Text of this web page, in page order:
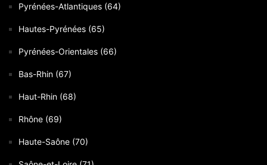
Pyrénées-Atlantiques (64)
Hautes-Pyrénées (65)
Pyrénées-Orientales (66)
Bas-Rhin (67)
Haut-Rhin (68)
Rhône (69)
Haute-Saône (70)